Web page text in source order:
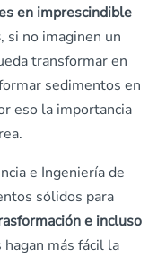
en imprescindible
, si no imaginen un
transformar en
sedimentos en
eso la importancia
e Ingeniería de
sólidos para
e incluso
hagan más fácil la